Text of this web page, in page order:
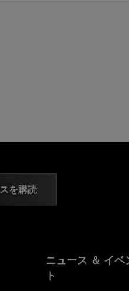
を購読
ニュース ＆ イベ
ト